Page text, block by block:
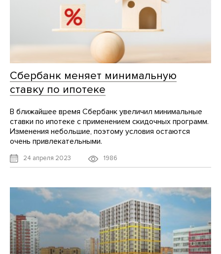
Сбербанк меняет минимальную
ставку по ипотеке
В ближайшее время Сбербанк увеличил минимальные
ставки по ипотеке с применением скидочных программ.
Изменения небольшие, поэтому условия остаются
очень привлекательными.
24 апреля 2023 1986